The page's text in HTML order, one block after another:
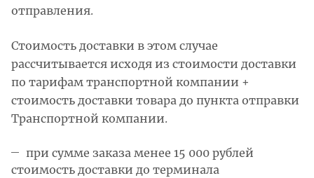
отправления.
Стоимость доставки в этом случае
рассчитывается исходя из стоимости доставки
по тарифам транспортной компании +
стоимость доставки товара до пункта отправки
Транспортной компании.
при сумме заказа менее 15 000 рублей
стоимость доставки до терминала